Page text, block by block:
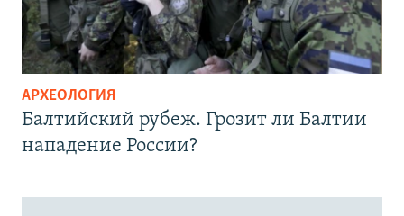
АРХЕОЛОГИЯ
Балтийский рубеж. Грозит ли Балтии
нападение России?